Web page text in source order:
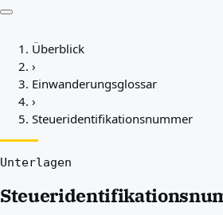
Länder
Regionen
Beste Länder für Sie
Ressourcen
Glossar
Überblick
›
Einwanderungsglossar
›
Steueridentifikationsnummer
Unterlagen